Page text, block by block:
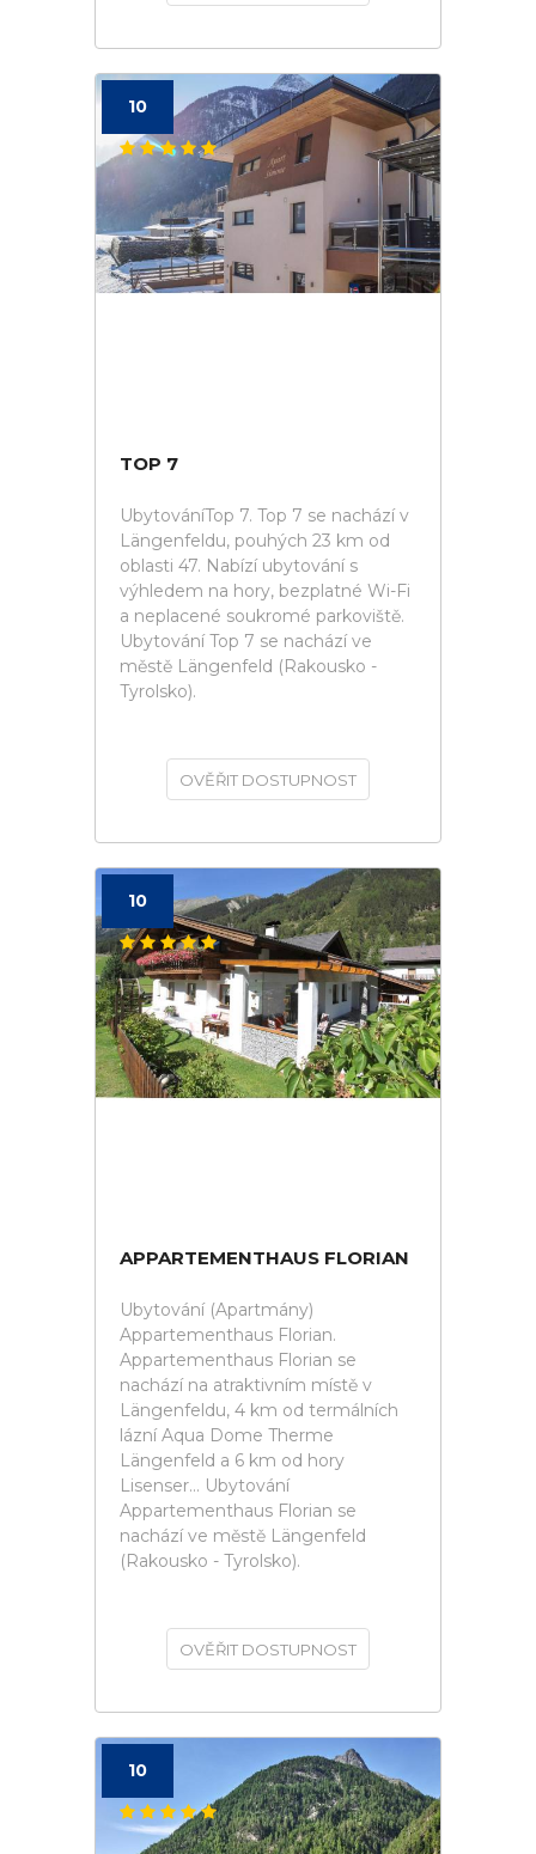
10
TOP 7
UbytováníTop 7. Top 7 se nachází v
Längenfeldu, pouhých 23 km od
oblasti 47. Nabízí ubytování s
výhledem na hory, bezplatné Wi-Fi
a neplacené soukromé parkoviště.
Ubytování Top 7 se nachází ve
městě Längenfeld (Rakousko -
Tyrolsko).
OVĚŘIT DOSTUPNOST
10
APPARTEMENTHAUS FLORIAN
Ubytování (Apartmány)
Appartementhaus Florian.
Appartementhaus Florian se
nachází na atraktivním místě v
Längenfeldu, 4 km od termálních
lázní Aqua Dome Therme
Längenfeld a 6 km od hory
Lisenser... Ubytování
Appartementhaus Florian se
nachází ve městě Längenfeld
(Rakousko - Tyrolsko).
OVĚŘIT DOSTUPNOST
10